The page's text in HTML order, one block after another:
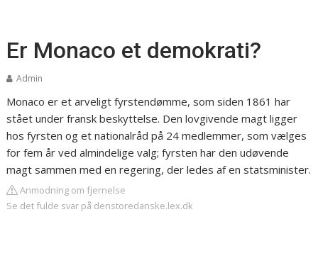
Er Monaco et demokrati?
Admin
Monaco er et arveligt fyrstendømme, som siden 1861 har
stået under fransk beskyttelse. Den lovgivende magt ligger
hos fyrsten og et nationalråd på 24 medlemmer, som vælges
for fem år ved almindelige valg; fyrsten har den udøvende
magt sammen med en regering, der ledes af en statsminister.
Anmodning om fjernelse
Se det fulde svar på denstoredanske.lex.dk